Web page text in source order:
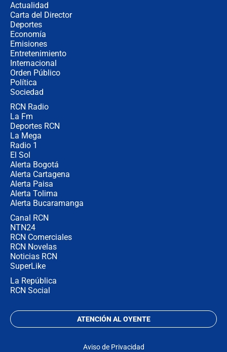
Actualidad
Carta del Director
Deportes
Economía
Emisiones
Entretenimiento
Internacional
Orden Público
Política
Sociedad
RCN Radio
La Fm
Deportes RCN
La Mega
Radio 1
El Sol
Alerta Bogotá
Alerta Cartagena
Alerta Paisa
Alerta Tolima
Alerta Bucaramanga
Canal RCN
NTN24
RCN Comerciales
RCN Novelas
Noticias RCN
SuperLike
La República
RCN Social
ATENCIÓN AL OYENTE
Aviso de Privacidad